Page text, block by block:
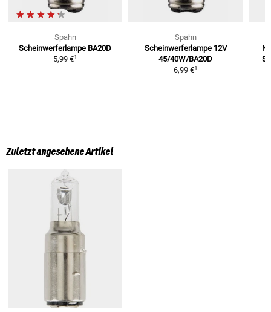
Spahn
Scheinwerferlampe BA20D
5,99 €1
Spahn
Scheinwerferlampe 12V
45/40W/BA20D
6,99 €1
Zuletzt angesehene Artikel